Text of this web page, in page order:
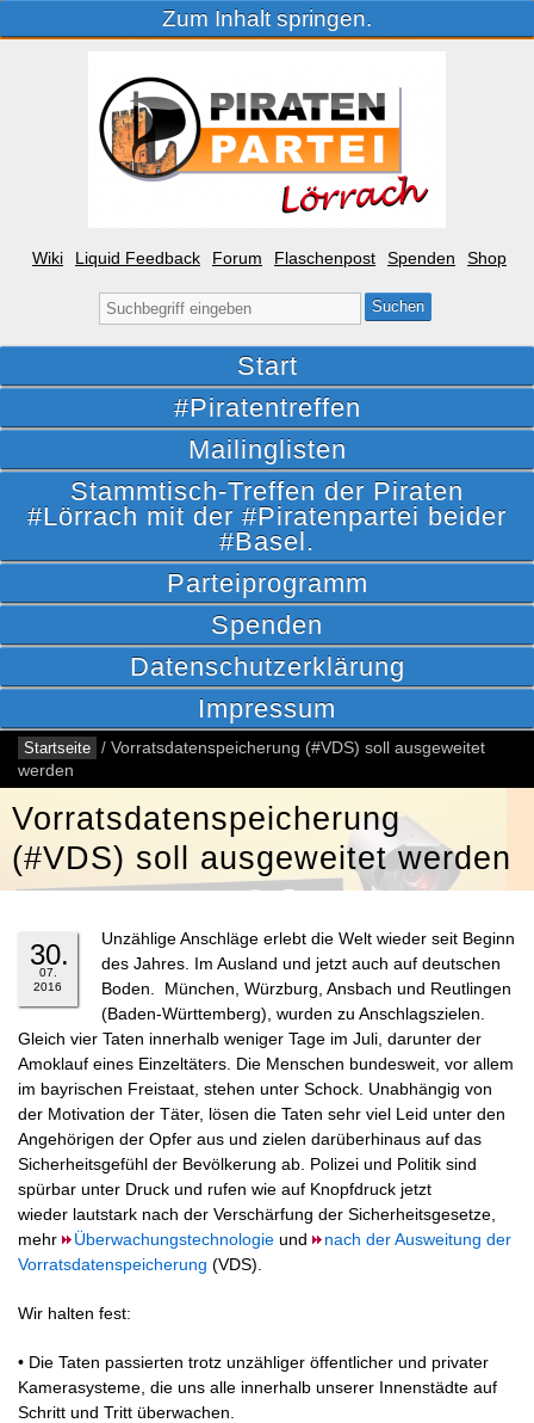
Zum Inhalt springen.
Wiki Liquid Feedback Forum Flaschenpost Spenden Shop
Suche
nach:
Start
#Piratentreffen
Mailinglisten
Stammtisch-Treffen der Piraten
#Lörrach mit der #Piratenpartei beider
#Basel.
Parteiprogramm
Spenden
Datenschutzerklärung
Impressum
Startseite / Vorratsdatenspeicherung (#VDS) soll ausgeweitet
werden
Vorratsdatenspeicherung
(#VDS) soll ausgeweitet werden
30.
07.
2016
Unzählige Anschläge erlebt die Welt wieder seit Beginn
des Jahres. Im Ausland und jetzt auch auf deutschen
Boden. München, Würzburg, Ansbach und Reutlingen
(Baden-Württemberg), wurden zu Anschlagszielen.
Gleich vier Taten innerhalb weniger Tage im Juli, darunter der
Amoklauf eines Einzeltäters. Die Menschen bundesweit, vor allem
im bayrischen Freistaat, stehen unter Schock. Unabhängig von
der Motivation der Täter, lösen die Taten sehr viel Leid unter den
Angehörigen der Opfer aus und zielen darüberhinaus auf das
Sicherheitsgefühl der Bevölkerung ab. Polizei und Politik sind
spürbar unter Druck und rufen wie auf Knopfdruck jetzt
wieder lautstark nach der Verschärfung der Sicherheitsgesetze,
mehr
Überwachungstechnologie und
nach der Ausweitung der
Vorratsdatenspeicherung (VDS).
Wir halten fest:
• Die Taten passierten trotz unzähliger öffentlicher und privater
Kamerasysteme, die uns alle innerhalb unserer Innenstädte auf
Schritt und Tritt überwachen.